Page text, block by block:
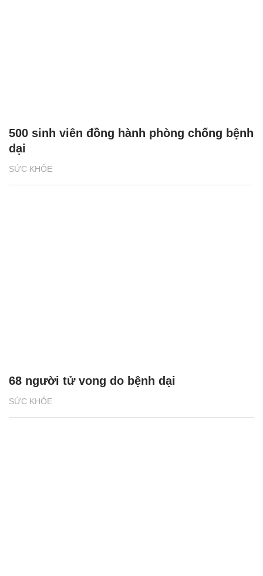
SỨC KHỎE
500 sinh viên đồng hành phòng chống bệnh
dại
SỨC KHỎE
68 người tử vong do bệnh dại